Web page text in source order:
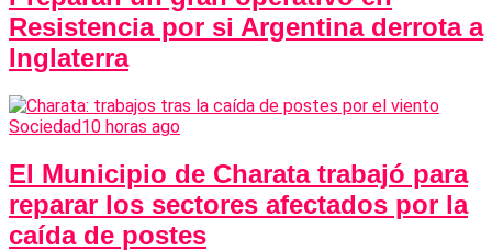
Resistencia por si Argentina derrota a
Inglaterra
Sociedad10 horas ago
El Municipio de Charata trabajó para
reparar los sectores afectados por la
caída de postes